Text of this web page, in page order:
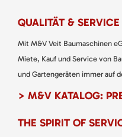
QUALITÄT & SERVICE
Mit M&V Veit Baumaschinen
Miete, Kauf und Service von
und Gartengeräten immer auf
> M&V KATALOG:
THE SPIRIT OF